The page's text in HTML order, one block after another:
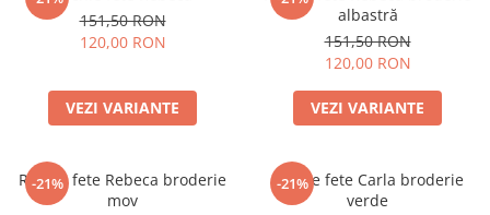
151,50 RON
120,00 RON
VEZI VARIANTE
albastră
151,50 RON
120,00 RON
VEZI VARIANTE
-21%
Rochie fete Rebeca broderie
mov
-21%
Rochie fete Carla broderie
verde